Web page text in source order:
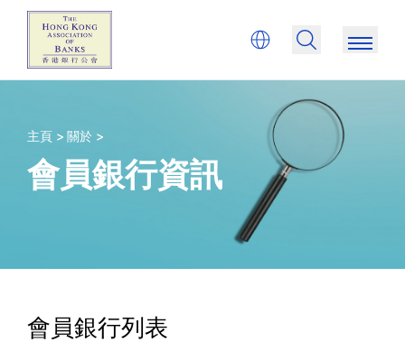
主頁 > 關於 >
會員銀行資訊
會員銀行列表